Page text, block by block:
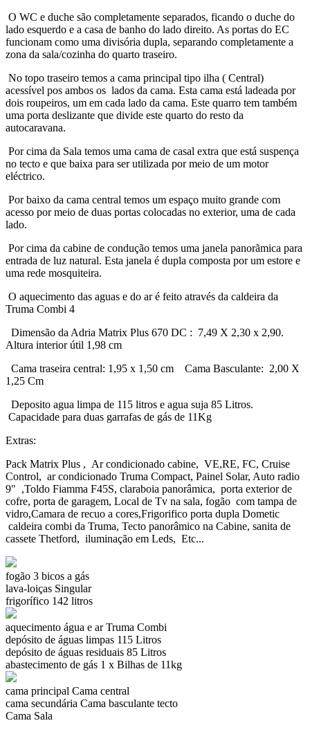
O WC e duche são completamente separados, ficando o duche do
lado esquerdo e a casa de banho do lado direito. As portas do EC
funcionam como uma divisória dupla, separando completamente a
zona da sala/cozinha do quarto traseiro.
No topo traseiro temos a cama principal tipo ilha ( Central)
acessível pos ambos os lados da cama. Esta cama está ladeada por
dois roupeiros, um em cada lado da cama. Este quarro tem também
uma porta deslizante que divide este quarto do resto da
autocaravana.
Por cima da Sala temos uma cama de casal extra que está suspença
no tecto e que baixa para ser utilizada por meio de um motor
eléctrico.
Por baixo da cama central temos um espaço muito grande com
acesso por meio de duas portas colocadas no exterior, uma de cada
lado.
Por cima da cabine de condução temos uma janela panorãmica para
entrada de luz natural. Esta janela é dupla composta por um estore e
uma rede mosquiteira.
O aquecimento das aguas e do ar é feito através da caldeira da
Truma Combi 4
Dimensão da Adria Matrix Plus 670 DC : 7,49 X 2,30 x 2,90.
Altura interior útil 1,98 cm
Cama traseira central: 1,95 x 1,50 cm Cama Basculante: 2,00 X
1,25 Cm
Deposito agua limpa de 115 litros e agua suja 85 Litros.
Capacidade para duas garrafas de gás de 11Kg
Extras:
Pack Matrix Plus , Ar condicionado cabine, VE,RE, FC, Cruise
Control, ar condicionado Truma Compact, Painel Solar, Auto radio
9" ,Toldo Fiamma F45S, claraboia panorâmica, porta exterior de
cofre, porta de garagem, Local de Tv na sala, fogão com tampa de
vidro,Camara de recuo a cores,Frigorifico porta dupla Dometic
caldeira combi da Truma, Tecto panorâmico na Cabine, sanita de
cassete Thetford, iluminação em Leds, Etc...
fogão 3 bicos a gás
lava-loiças Singular
frigorífico 142 litros
aquecimento água e arTruma Combi
depósito de águas limpas 115 Litros
depósito de águas residuais 85 Litros
abastecimento de gás 1 x Bilhas de 11kg
cama principal Cama central
cama secundária Cama basculante tecto
Cama Sala